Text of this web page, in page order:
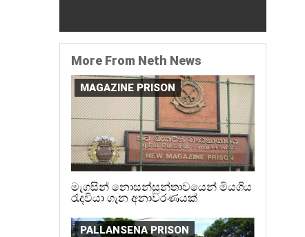
More From Neth News
MAGAZINE PRISON
මැගසින් නොසන්සුන්තාවයෙන් මියගිය
රැදවියා ගැන අනාවරණයක්
PALLANSENA PRISON